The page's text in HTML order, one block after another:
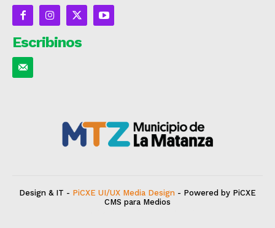
Escribinos
Design & IT - PiCXE UI/UX Media Design - Powered by PiCXE
CMS para Medios